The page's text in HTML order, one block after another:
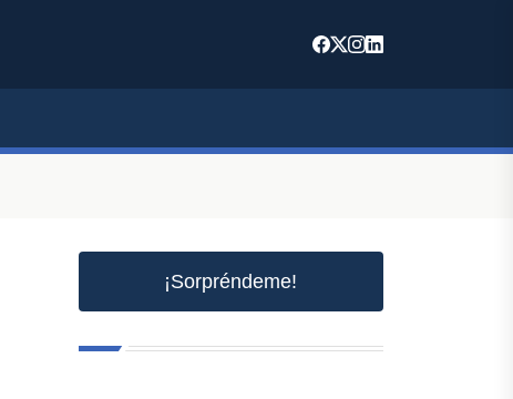
¡Sorpréndeme!